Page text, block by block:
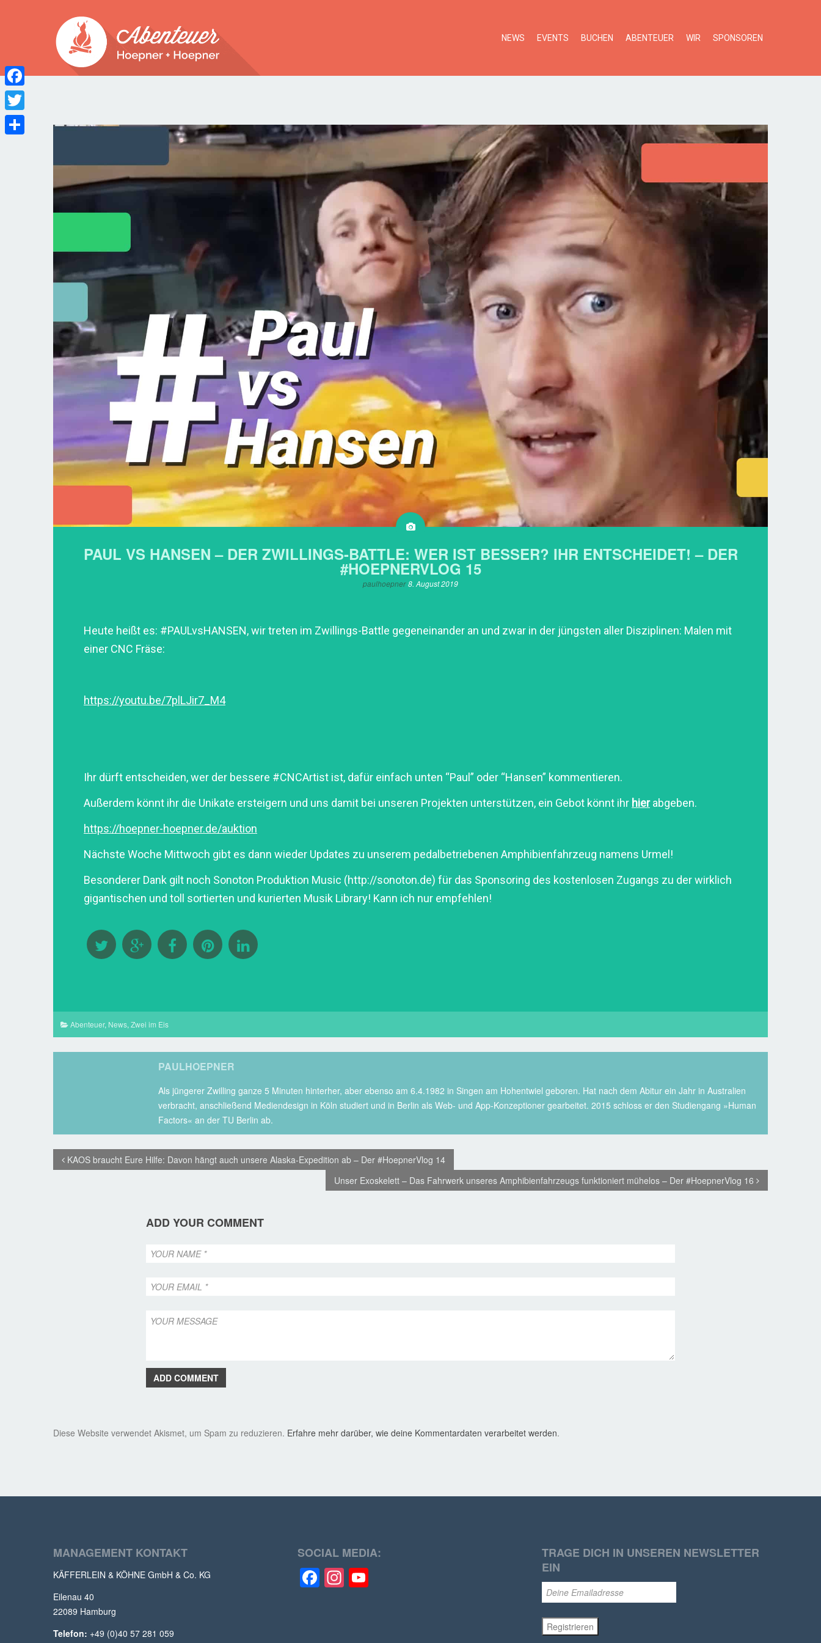
NEWS EVENTS BUCHEN ABENTEUER WIR SPONSOREN
PAUL VS HANSEN – DER ZWILLINGS-BATTLE: WER IST BESSER? IHR ENTSCHEIDET! – DER
#HOEPNERVLOG 15
paulhoepner 8. August 2019
Heute heißt es: #PAULvsHANSEN, wir treten im Zwillings-Battle gegeneinander an und zwar in der jüngsten aller Disziplinen: Malen mit
einer CNC Fräse:
https://youtu.be/7plLJir7_M4
Ihr dürft entscheiden, wer der bessere #CNCArtist ist, dafür einfach unten “Paul” oder “Hansen” kommentieren.
Außerdem könnt ihr die Unikate ersteigern und uns damit bei unseren Projekten unterstützen, ein Gebot könnt ihr hierabgeben.
https://hoepner-hoepner.de/auktion
Nächste Woche Mittwoch gibt es dann wieder Updates zu unserem pedalbetriebenen Amphibienfahrzeug namens Urmel!
Besonderer Dank gilt noch Sonoton Produktion Music (http://sonoton.de) für das Sponsoring des kostenlosen Zugangs zu der wirklich
gigantischen und toll sortierten und kurierten Musik Library! Kann ich nur empfehlen!
Abenteuer, News, Zwei im Eis
PAULHOEPNER
Als jüngerer Zwilling ganze 5 Minuten hinterher, aber ebenso am 6.4.1982 in Singen am Hohentwiel geboren. Hat nach dem Abitur ein Jahr in Australien
verbracht, anschließend Mediendesign in Köln studiert und in Berlin als Web- und App-Konzeptioner gearbeitet. 2015 schloss er den Studiengang »Human
Factors« an der TU Berlin ab.
KAOS braucht Eure Hilfe: Davon hängt auch unsere Alaska-Expedition ab – Der #HoepnerVlog 14
Unser Exoskelett – Das Fahrwerk unseres Amphibienfahrzeugs funktioniert mühelos – Der #HoepnerVlog 16
ADD YOUR COMMENT
ADD COMMENT
Diese Website verwendet Akismet, um Spam zu reduzieren. Erfahre mehr darüber, wie deine Kommentardaten verarbeitet werden.
MANAGEMENT KONTAKT
KÄFFERLEIN & KÖHNE GmbH & Co. KG
Eilenau 40
22089 Hamburg
Telefon: +49 (0)40 57 281 059
SOCIAL MEDIA:
Facebook
Instagram
TRAGE DICH IN UNSEREN NEWSLETTER
EIN
Facebook
Twitter